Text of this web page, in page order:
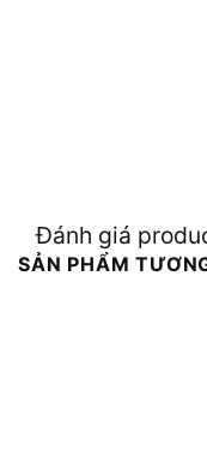
Đánh giá
SẢN PHẨM